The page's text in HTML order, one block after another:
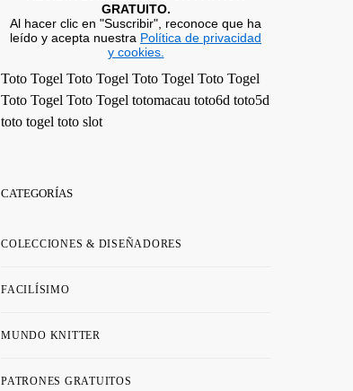
GRATUITO.
Al hacer clic en "Suscribir", reconoce que ha
leído y acepta nuestra Política de privacidad
y cookies.
Toto Togel Toto Togel Toto Togel Toto Togel
Toto Togel Toto Togel totomacau toto6d toto5d
toto togel toto slot
CATEGORÍAS
COLECCIONES & DISEÑADORES
FACILÍSIMO
MUNDO KNITTER
PATRONES GRATUITOS